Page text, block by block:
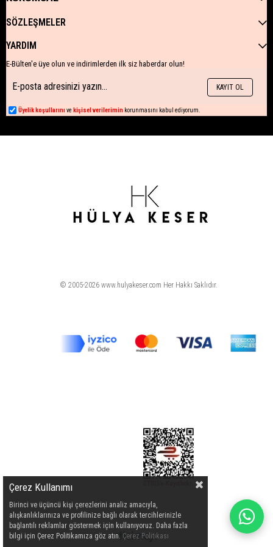
SÖZLEŞMELER
YARDIM
E-Bülten'e üye olun ve indirimlerden ilk siz haberdar olun!
KAYIT OL
Üyelik koşullarını ve kişisel verilerimin korunmasını kabul ediyorum.
© 2005-2026 www.hulyakeser.com Her Hakkı Saklıdır.
Çerez Kullanımı
Birinci ve üçüncü kişi çerezlerini analiz amacıyla,
alışkanlıklarınıza ve profilinize bağlı olarak tercihlerinizle
bağlantılı reklamlar göstermek için kullanıyoruz. Daha fazla
bilgi için Çerez Politikamıza göz atın. Çerez Politikası